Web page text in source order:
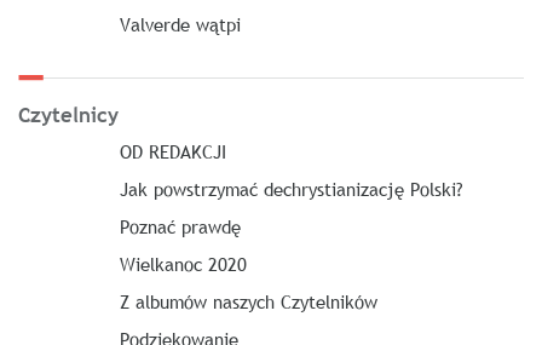
Valverde wątpi
Czytelnicy
OD REDAKCJI
Jak powstrzymać dechrystianizację Polski?
Poznać prawdę
Wielkanoc 2020
Z albumów naszych Czytelników
Podziękowanie